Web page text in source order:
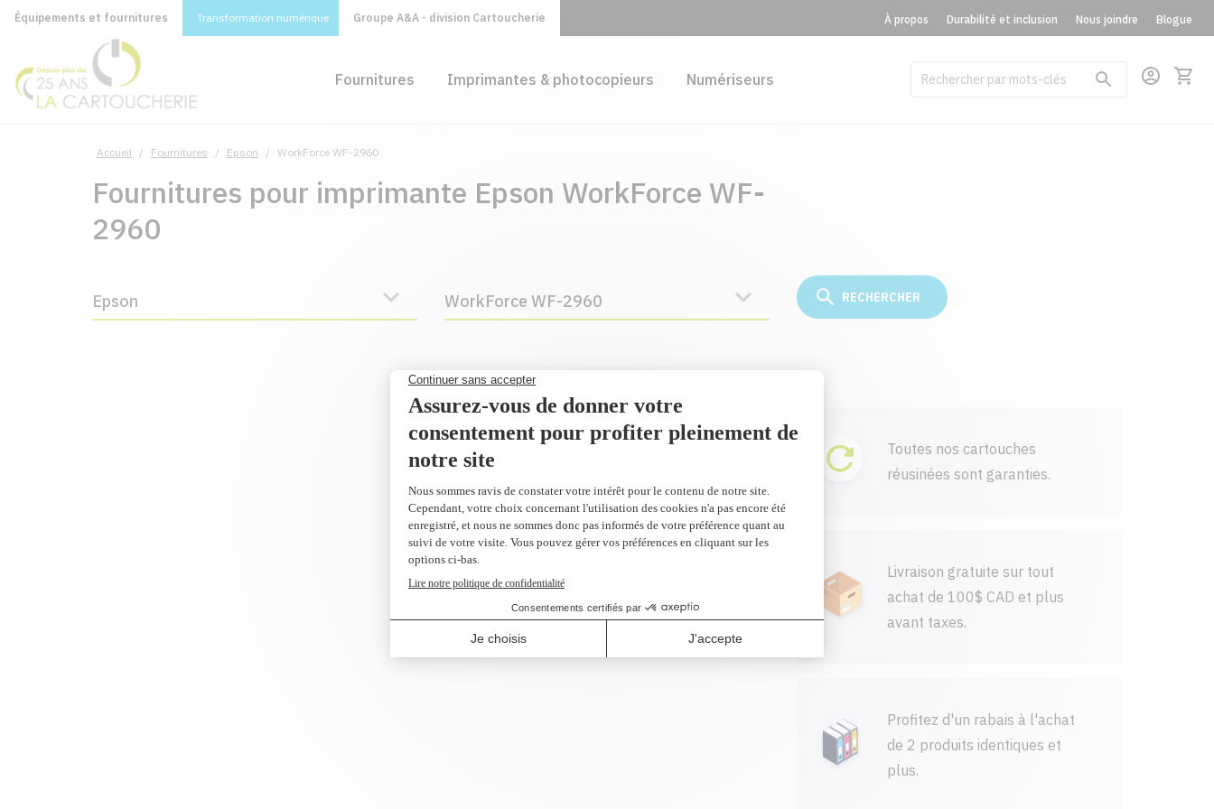
Équipements et fournitures Transformation numérique Groupe A&A - division Cartoucherie À propos Durabilité et inclusion Nous joindre Blogue
Fournitures Imprimantes & photocopieurs Numériseurs
Accueil / Fournitures / Epson / WorkForce WF-2960
Fournitures pour imprimante Epson WorkForce WF-
2960
Epson WorkForce WF-2960
Toutes nos cartouches
réusinées sont garanties.
Livraison gratuite sur tout
achat de 100$ CAD et plus
avant taxes.
Profitez d'un rabais à l'achat
de 2 produits identiques et
plus.